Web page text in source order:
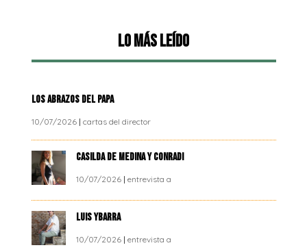
Lo más leído
LOS ABRAZOS DEL PAPA
10/07/2026| cartas del director
CASILDA DE MEDINA Y CONRADI
10/07/2026| entrevista a
LUIS YBARRA
10/07/2026| entrevista a